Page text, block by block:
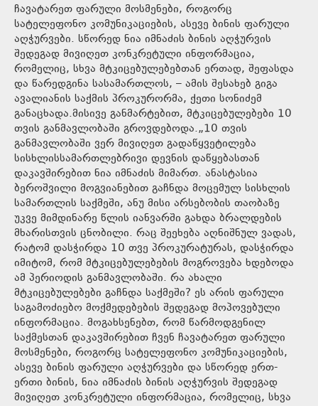
ჩავატარეთ ფარული მოსმენები, როგორც
სატელეფონო კომუნიკაციების, ასევე ბინის ფარული
აღჭურვები. სწორედ ნია იმნაძის ბინის აღჭურვის
შედეგად მივიღეთ კონკრეტული ინფორმაცია,
რომელიც, სხვა მტკიცებულებებთან ერთად, შეფასდა
და წარედგინა სასამართლოს, – ამის შესახებ გიგა
ავალიანის საქმის პროკურორმა, ქეთი სონიძემ
განაცხადა.მისივე განმარტებით, მტკიცებულებები 10
თვის განმავლობაში გროვდებოდა.„10 თვის
განმავლობაში ვერ მივიღეთ გადაწყვეტილება
სისხლისსამართლებრივი დევნის დაწყებასთან
დაკავშირებით ნია იმნაძის მიმართ. ანასტასია
ბეროშვილი მოგვიანებით გაჩნდა მოცემულ სისხლის
სამართლის საქმეში, ანუ მისი არსებობის თაობაზე
უკვე მიმდინარე წლის იანვარში გახდა ბრალდების
მხარისთვის ცნობილი. რაც შეეხება აღნიშნულ ვადას,
რატომ დასჭირდა 10 თვე პროკურატურას, დასჭირდა
იმიტომ, რომ მტკიცებულებების მოგროვება ხდებოდა
ამ პერიოდის განმავლობაში. რა ახალი
მტკიცებულებები გაჩნდა საქმეში? ეს არის ფარული
საგამოძიებო მოქმედებების შედეგად მოპოვებული
ინფორმაცია. მოგახსენებთ, რომ წარმოდგენილ
საქმესთან დაკავშირებით ჩვენ ჩავატარეთ ფარული
მოსმენები, როგორც სატელეფონო კომუნიკაციების,
ასევე ბინის ფარული აღჭურვები და სწორედ ერთ-
ერთი ბინის, ნია იმნაძის ბინის აღჭურვის შედეგად
მივიღეთ კონკრეტული ინფორმაცია, რომელიც, სხვა